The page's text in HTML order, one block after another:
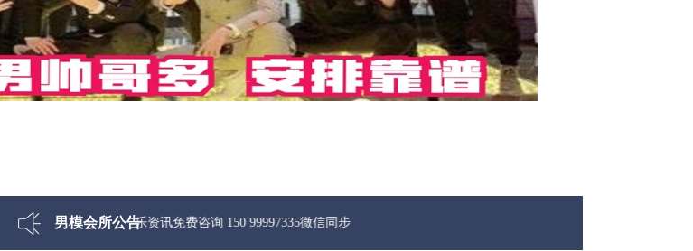
男模会所公告
最新男模娱乐资讯免费咨询 150 99997335微信同步